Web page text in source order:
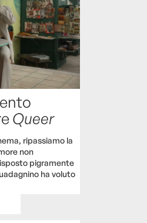
Queer
ripassiamo la
non
pigramente
ha voluto